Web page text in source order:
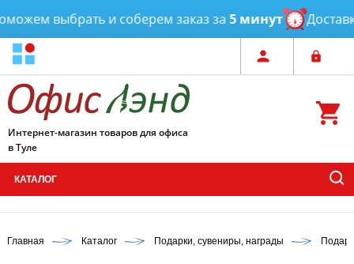
выбрать и соберем заказ за5 минут Доставка
Интернет-магазин товаров для офиса
в Туле
КАТАЛОГ
Главная Каталог Подарки, сувениры, награды